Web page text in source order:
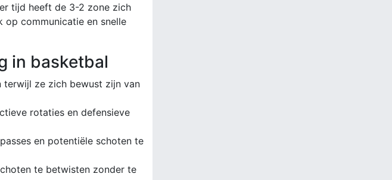
tijd heeft de 3-2 zone zich
op communicatie en snelle
in basketbal
terwijl ze zich bewust zijn van
rotaties en defensieve
en potentiële schoten te
te betwisten zonder te